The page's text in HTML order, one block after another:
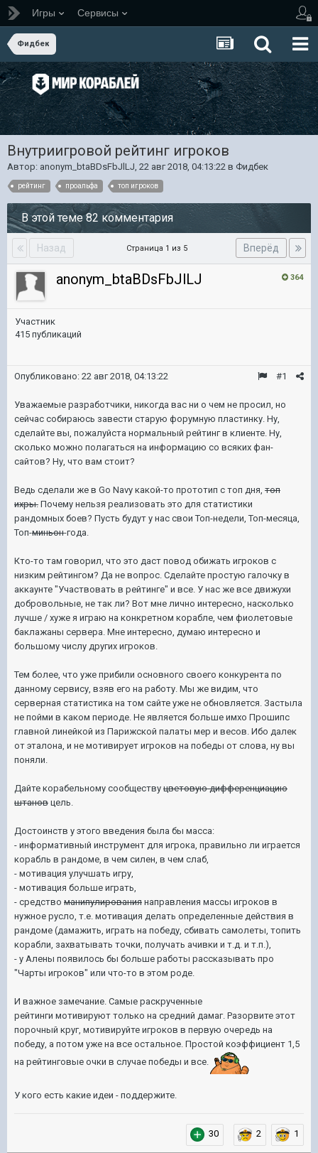
Игры Сервисы
Фидбек
Внутриигровой рейтинг игроков
Автор: anonym_btaBDsFbJlLJ, 22 авг 2018, 04:13:22 в Фидбек
рейтинг проальфа топ игроков
В этой теме 82 комментария
Назад Вперёд
Страница 1 из 5
364
anonym_btaBDsFbJlLJ
Участник
415 публикаций
#1
Опубликовано: 22 авг 2018, 04:13:22
Уважаемые разработчики, никогда вас ни о чем не просил, но
сейчас собираюсь завести старую форумную пластинку. Ну,
сделайте вы, пожалуйста нормальный рейтинг в клиенте. Ну,
сколько можно полагаться на информацию со всяких фан-
сайтов? Ну, что вам стоит?
Ведь сделали же в Go Navy какой-то прототип с топ дня, топ
ихры. Почему нельзя реализовать это для статистики
рандомных боев? Пусть будут у нас свои Топ-недели, Топ-месяца,
Топ-миньон-года.
Кто-то там говорил, что это даст повод обижать игроков с
низким рейтингом? Да не вопрос. Сделайте простую галочку в
аккаунте "Участвовать в рейтинге" и все. У нас же все движухи
добровольные, не так ли? Вот мне лично интересно, насколько
лучше / хуже я играю на конкретном корабле, чем фиолетовые
баклажаны сервера. Мне интересно, думаю интересно и
большому числу других игроков.
Тем более, что уже прибили основного своего конкурента по
данному сервису, взяв его на работу. Мы же видим, что
серверная статистика на том сайте уже не обновляется. Застыла
не пойми в каком периоде. Не является больше имхо Прошипс
главной линейкой из Парижской палаты мер и весов. Ибо далек
от эталона, и не мотивирует игроков на победы от слова, ну вы
поняли.
Дайте корабельному сообществу цветовую дифференциацию
штанов цель.
Достоинств у этого введения была бы масса:
- информативный инструмент для игрока, правильно ли играется
корабль в рандоме, в чем силен, в чем слаб,
- мотивация улучшать игру,
- мотивация больше играть,
- средство манипулирования направления массы игроков в
нужное русло, т.е. мотивация делать определенные действия в
рандоме (дамажить, играть на победу, сбивать самолеты, топить
корабли, захватывать точки, получать ачивки и т.д. и т.п.),
- у Алены появилось бы больше работы рассказывать про
"Чарты игроков" или что-то в этом роде.
И важное замечание. Самые раскрученные
рейтинги мотивируют только на средний дамаг. Разорвите этот
порочный круг, мотивируйте игроков в первую очередь на
победу, а потом уже на все остальное. Простой коэффициент 1,5
на рейтинговые очки в случае победы и все.
У кого есть какие идеи - поддержите.
30 2 1